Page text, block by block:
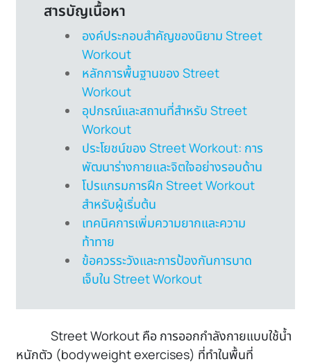
สารบัญเนื้อหา
องค์ประกอบสำคัญของนิยาม Street
Workout
หลักการพื้นฐานของ Street
Workout
อุปกรณ์และสถานที่สำหรับ Street
Workout
ประโยชน์ของ Street Workout: การ
พัฒนาร่างกายและจิตใจอย่างรอบด้าน
โปรแกรมการฝึก Street Workout
สำหรับผู้เริ่มต้น
เทคนิคการเพิ่มความยากและความ
ท้าทาย
ข้อควรระวังและการป้องกันการบาด
เจ็บใน Street Workout
Street Workout คือ การออกกำลังกายแบบใช้น้ำ
หนักตัว (bodyweight exercises) ที่ทำในพื้นที่